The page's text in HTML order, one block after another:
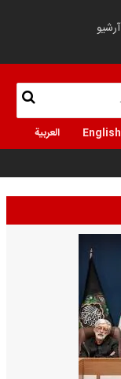
آرشیو
English العربية